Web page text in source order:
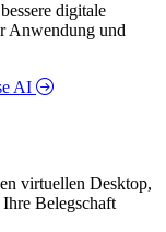
digitale
Anwendung und
AI
virtuellen Desktop,
Belegschaft